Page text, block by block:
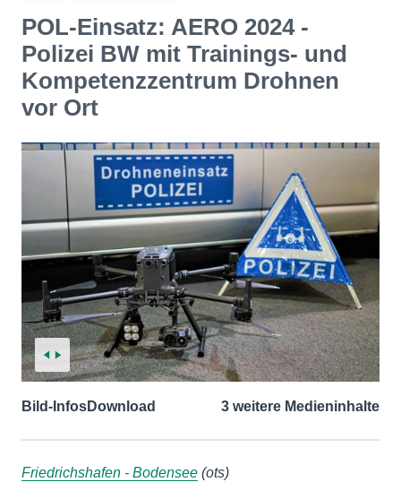
POL-Einsatz: AERO 2024 -
Polizei BW mit Trainings- und
Kompetenzzentrum Drohnen
vor Ort
Bild-InfosDownload 3 weitere Medieninhalte
Friedrichshafen - Bodensee (ots)